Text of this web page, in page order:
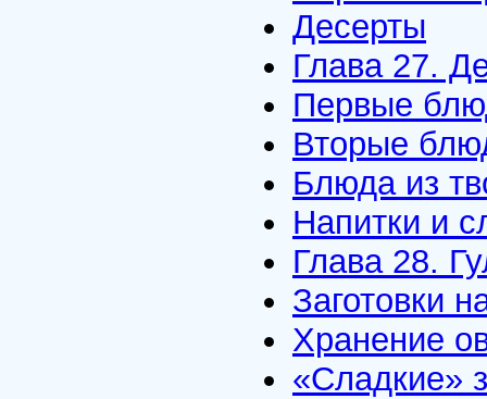
Десерты
Глава 27.
Первые
Вторые
Блюда из
Напитки и
Глава 28.
Заготовки
Хранение
«Сладкие»